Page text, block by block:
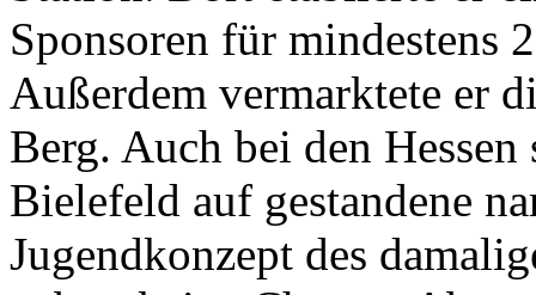
Sponsoren für mindestens
Außerdem vermarktete er
Berg. Auch bei den
Bielefeld auf gestandene
Jugendkonzept des